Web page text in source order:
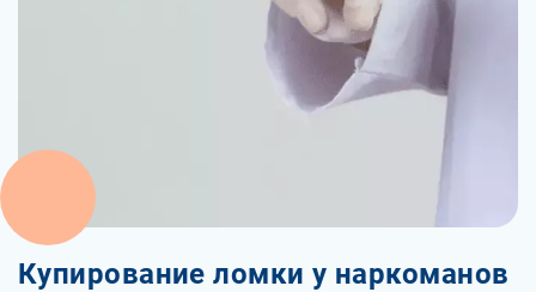
Купирование ломки у наркоманов